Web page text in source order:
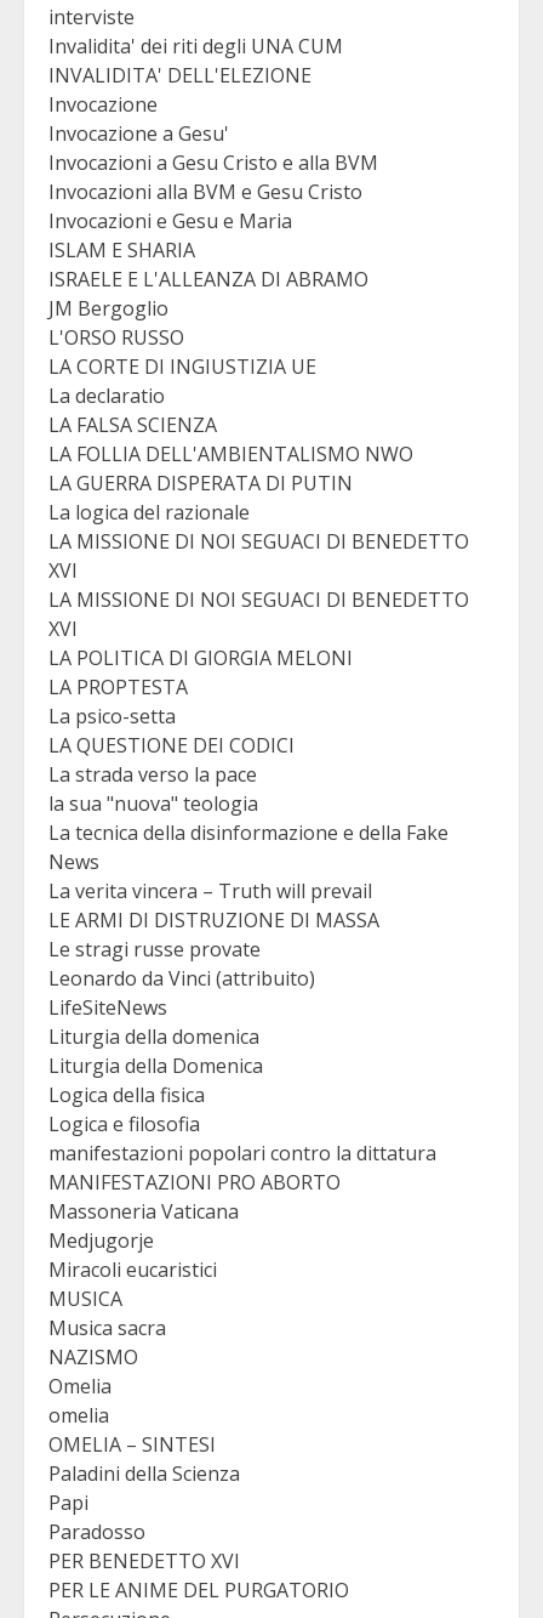
interviste
Invalidita' dei riti degli UNA CUM
INVALIDITA' DELL'ELEZIONE
Invocazione
Invocazione a Gesu'
Invocazioni a Gesu Cristo e alla BVM
Invocazioni alla BVM e Gesu Cristo
Invocazioni e Gesu e Maria
ISLAM E SHARIA
ISRAELE E L'ALLEANZA DI ABRAMO
JM Bergoglio
L'ORSO RUSSO
LA CORTE DI INGIUSTIZIA UE
La declaratio
LA FALSA SCIENZA
LA FOLLIA DELL'AMBIENTALISMO NWO
LA GUERRA DISPERATA DI PUTIN
La logica del razionale
LA MISSIONE DI NOI SEGUACI DI BENEDETTO
XVI
LA MISSIONE DI NOI SEGUACI DI BENEDETTO
XVI
LA POLITICA DI GIORGIA MELONI
LA PROPTESTA
La psico-setta
LA QUESTIONE DEI CODICI
La strada verso la pace
la sua "nuova" teologia
La tecnica della disinformazione e della Fake
News
La verita vincera – Truth will prevail
LE ARMI DI DISTRUZIONE DI MASSA
Le stragi russe provate
Leonardo da Vinci (attribuito)
LifeSiteNews
Liturgia della domenica
Liturgia della Domenica
Logica della fisica
Logica e filosofia
manifestazioni popolari contro la dittatura
MANIFESTAZIONI PRO ABORTO
Massoneria Vaticana
Medjugorje
Miracoli eucaristici
MUSICA
Musica sacra
NAZISMO
Omelia
omelia
OMELIA – SINTESI
Paladini della Scienza
Papi
Paradosso
PER BENEDETTO XVI
PER LE ANIME DEL PURGATORIO